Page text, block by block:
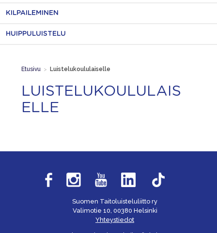
KILPAILEMINEN
HUIPPULUISTELU
Etusivu > Luistelukoululaiselle
LUISTELUKOULULAIS
ELLE
Suomen Taitoluisteluliitto ry
Valimotie 10, 00380 Helsinki
Yhteystiedot